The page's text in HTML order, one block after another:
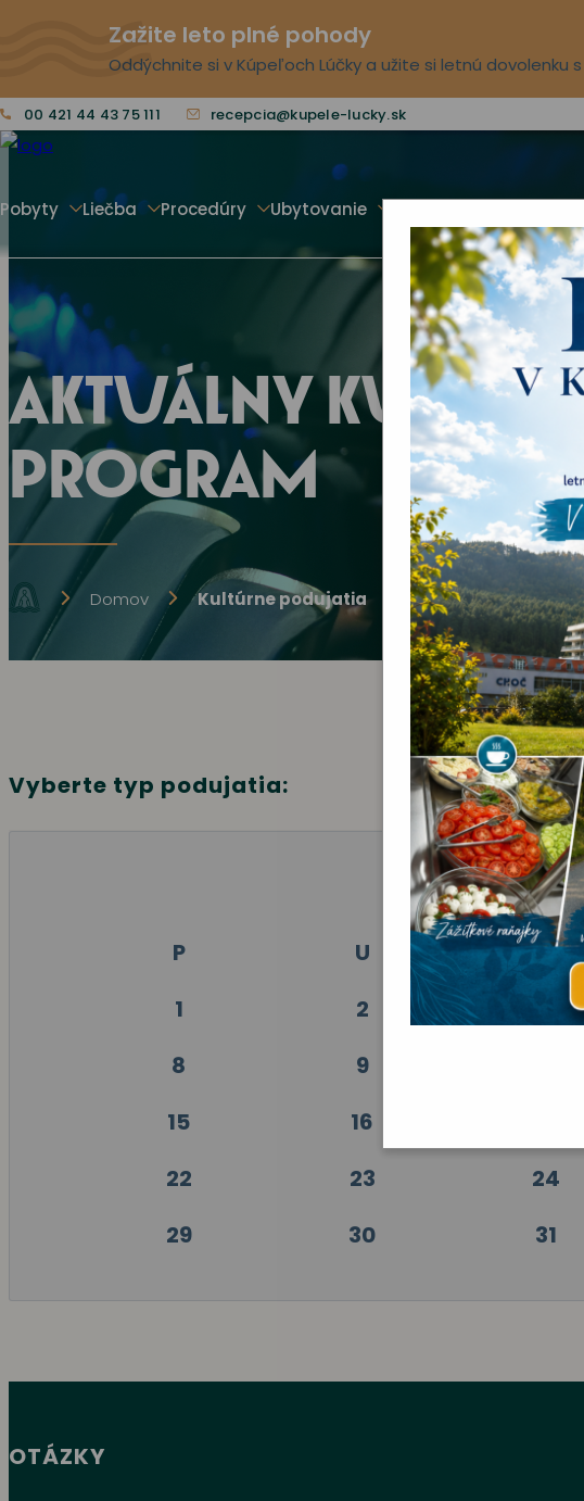
Zažite leto plné pohody
Oddýchnite si v Kúpeľoch Lúčky a užite si letnú
00 421 44 43 75 111 recepcia@kupele-lucky.sk
Pobyty Liečba Procedúry Ubytovanie
AKTUÁLNY
PROGRAM
Domov Kultúrne podujatia
Vyberte typ podujatia:
P U S
1
2
8
9
15
16
22
23 24
29
30 31
OTÁZKY